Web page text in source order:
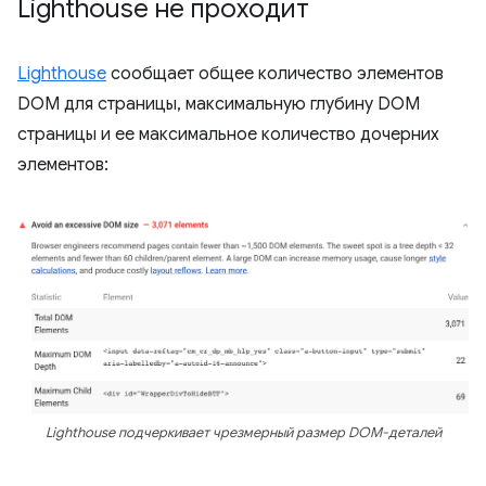
Lighthouse не проходит
Lighthouse сообщает общее количество элементов
DOM для страницы, максимальную глубину DOM
страницы и ее максимальное количество дочерних
элементов:
Lighthouse подчеркивает чрезмерный размер DOM-деталей